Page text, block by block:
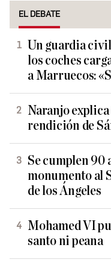
EL DEBATE
Un guardia
los coches
a Marruecos:
Naranjo
rendición de
Se cumplen 90
monumento al
de los Ángeles
Mohamed VI
santo ni peana